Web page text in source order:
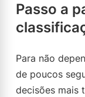
Passo a
Para não
de poucos
decisões mais